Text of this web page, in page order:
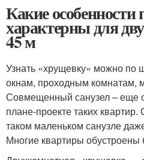
Какие
характерны для
45 м
Узнать «хрущевку» можно по
окнам, проходным комнатам,
Совмещенный санузел – еще
плане-проекте таких
таком маленьком санузле
Многие квартиры обустроены